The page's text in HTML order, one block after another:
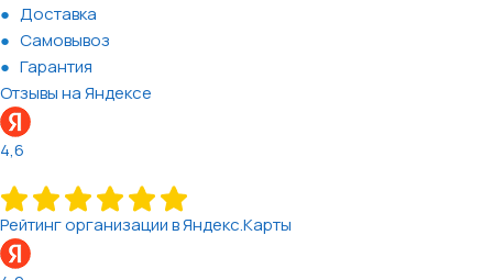
Доставка
Самовывоз
Гарантия
Отзывы на Яндексе
4,6
Рейтинг организации в Яндекс.Карты